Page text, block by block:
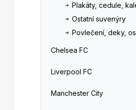
Plakáty, cedule,
Ostatní suvenýry
Povlečení, deky,
Chelsea FC
Liverpool FC
Manchester City